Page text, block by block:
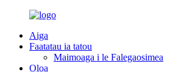
Aiga
Faatatau ia tatou
Maimoaga i le Falegaosimea
Oloa